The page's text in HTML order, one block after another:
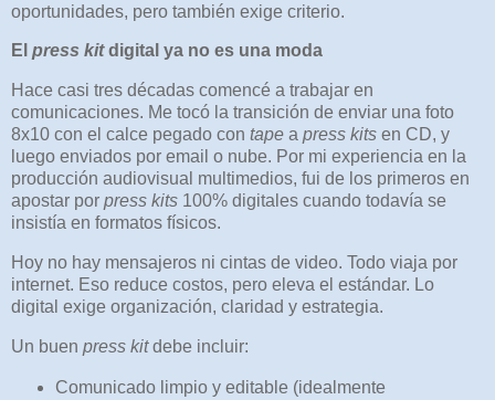
oportunidades, pero también exige criterio.
El press kitdigital ya no es una moda
Hace casi tres décadas comencé a trabajar en
comunicaciones. Me tocó la transición de enviar una foto
8x10 con el calce pegado con tape a press kits en CD, y
luego enviados por email o nube. Por mi experiencia en la
producción audiovisual multimedios, fui de los primeros en
apostar por press kits 100% digitales cuando todavía se
insistía en formatos físicos.
Hoy no hay mensajeros ni cintas de video. Todo viaja por
internet. Eso reduce costos, pero eleva el estándar. Lo
digital exige organización, claridad y estrategia.
Un buen press kitdebe incluir:
Comunicado limpio y editable (idealmente